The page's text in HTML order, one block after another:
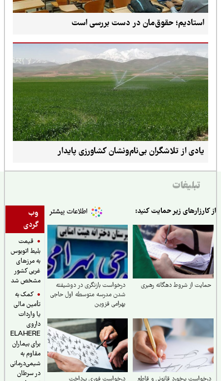
استادیم؛ حقوق‌مان در دست بررسی است
یادی از تلاشگران بی‌نام‌ونشان کشاورزی پایدار
تبلیغات
وب
گردی
قیمت
بلیط اتوبوس
به مرزهای
غربی کشور
مشخص شد
کمک به
تأمین مالی
یا واردات
داروی
ELAHERE
برای بیماران
مقاوم به
شیمی‌درمانی
در سرطان
زیر حمایت کنید:
از شروط دهگانه رهبری
درخواست بازنگری در دوشیفته
شدن مدرسه متوسطه اول حاجی
بهرامی قزوین